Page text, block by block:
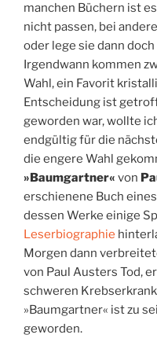
manchen Büchern ist
nicht passen, bei
oder lege sie dann
Irgendwann kommen
Wahl, ein Favorit
Entscheidung ist
geworden war, wollte
endgültig für die
die engere Wahl
»Baumgartner« von
erschienene Buch
dessen Werke einige
Leserbiographie
Morgen dann
von Paul Austers Tod,
schweren
»Baumgartner« ist zu
geworden.